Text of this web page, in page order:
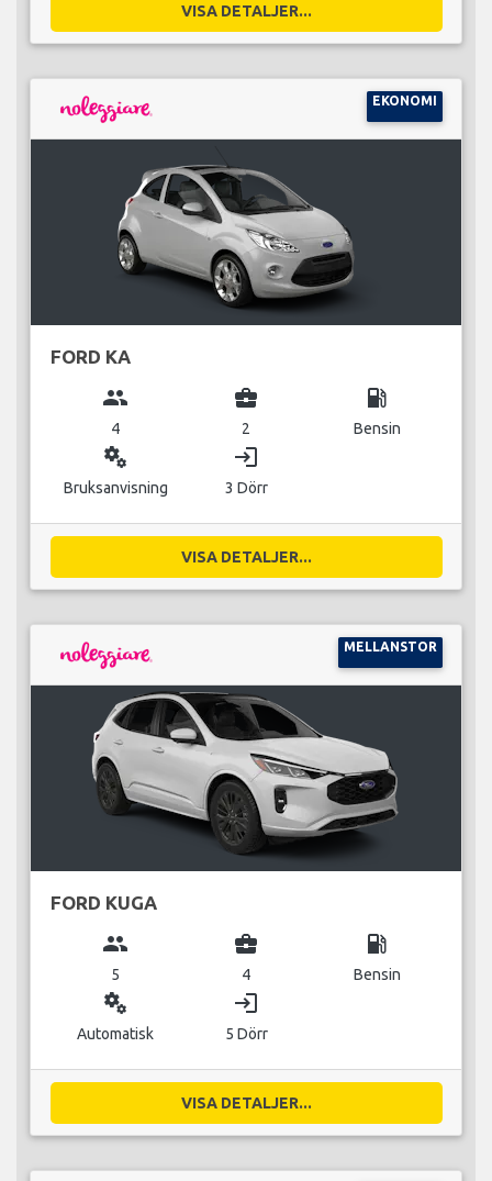
VISA DETALJER...
EKONOMI
FORD KA
group
4
business_center
2
local_gas_station
Bensin
miscellaneous_services
Bruksanvisning
login
3 Dörr
VISA DETALJER...
MELLANSTOR
FORD KUGA
group
5
business_center
4
local_gas_station
Bensin
miscellaneous_services
Automatisk
login
5 Dörr
VISA DETALJER...